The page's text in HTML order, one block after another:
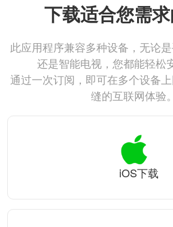
下载适合您需
此应用程序兼容多种设备，无论
还是智能电视，您都能轻松
通过一次订阅，即可在多个设备
缝的互联网体验。
iOS下载